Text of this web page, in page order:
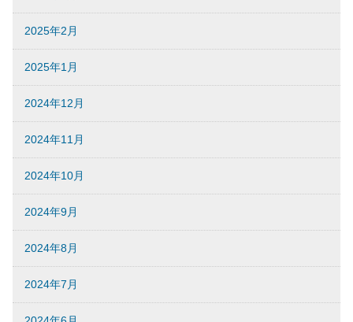
2025年2月
2025年1月
2024年12月
2024年11月
2024年10月
2024年9月
2024年8月
2024年7月